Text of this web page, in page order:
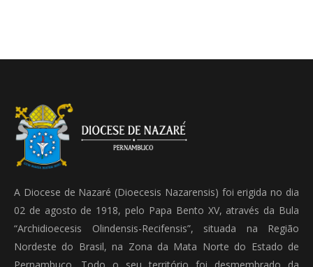
A Diocese de Nazaré (Dioecesis Nazarensis) foi erigida no dia
02 de agosto de 1918, pelo Papa Bento XV, através da Bula
“Archidioecesis Olindensis-Recifensis”, situada na Região
Nordeste do Brasil, na Zona da Mata Norte do Estado de